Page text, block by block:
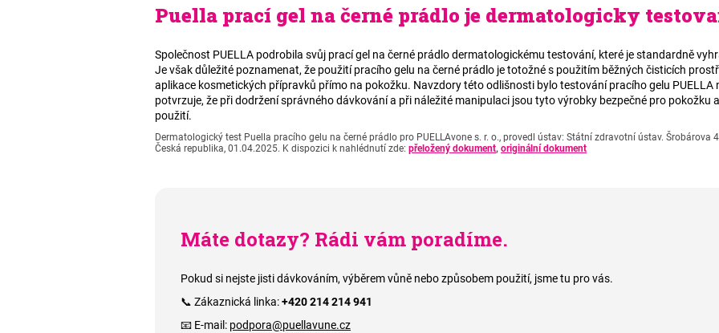
Puella prací gel na černé prádlo je dermatologicky
Společnost PUELLA podrobila svůj prací gel na černé prádlo dermatologickému testování, které je standardně
Je však důležité poznamenat, že použití pracího gelu na černé prádlo je totožné s použitím běžných čisticích
aplikace kosmetických přípravků přímo na pokožku. Navzdory této odlišnosti bylo testování pracího gelu PUELLA
potvrzuje, že při dodržení správného dávkování a při náležité manipulaci jsou tyto výrobky bezpečné pro pokožku
použití.
Dermatologický test Puella pracího gelu na černé prádlo pro PUELLAvone s. r. o., provedl ústav: Státní zdravotní ústav. Šrobárova
Česká republika, 01.04.2025. K dispozici k nahlédnutí zde: přeložený dokument, originální dokument
Máte dotazy? Rádi vám poradíme.
Pokud si nejste jisti dávkováním, výběrem vůně nebo způsobem použití, jsme tu pro vás.
📞 Zákaznická linka:+420 214 214 941
📧 E-mail: podpora@puellavune.cz